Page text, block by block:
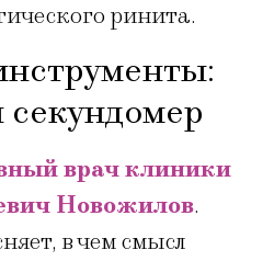
ринита.
врач клиники
Новожилов.
в чем смысл